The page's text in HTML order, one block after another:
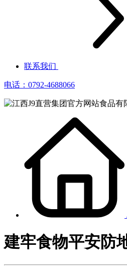
联系我们
电话：0792-4688066
建牢食物平安防